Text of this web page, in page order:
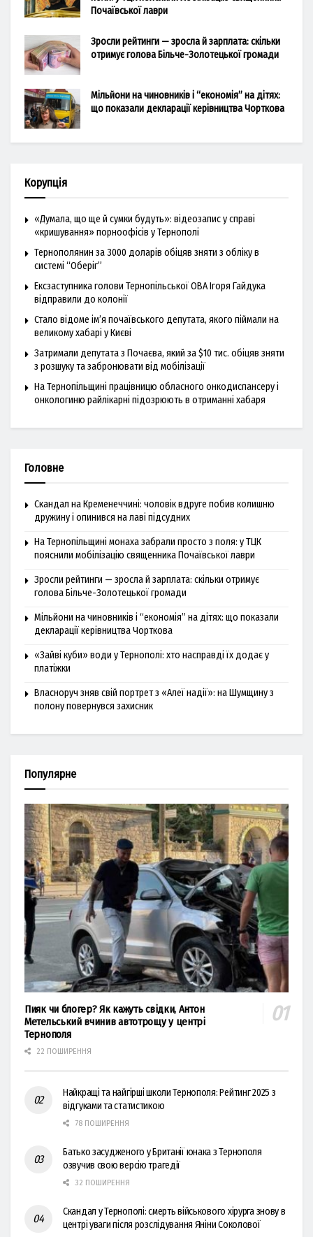
Почаївської лаври
Зросли рейтинги — зросла й зарплата: скільки
отримує голова Більче-Золотецької громади
Мільйони на чиновників і “економія” на дітях:
що показали декларації керівництва Чорткова
Корупція
«Думала, що ще й сумки будуть»: відеозапис у справі
«кришування» порноофісів у Тернополі
Тернополянин за 3000 доларів обіцяв зняти з обліку в
системі “Оберіг”
Ексзаступника голови Тернопільської ОВА Ігоря Гайдука
відправили до колонії
Стало відоме ім’я почаївського депутата, якого піймали на
великому хабарі у Києві
Затримали депутата з Почаєва, який за $10 тис. обіцяв зняти
з розшуку та забронювати від мобілізації
На Тернопільщині працівницю обласного онкодиспансеру і
онкологиню райлікарні підозрюють в отриманні хабаря
Головне
Скандал на Кременеччині: чоловік вдруге побив колишню
дружину і опинився на лаві підсудних
На Тернопільщині монаха забрали просто з поля: у ТЦК
пояснили мобілізацію священника Почаївської лаври
Зросли рейтинги — зросла й зарплата: скільки отримує
голова Більче-Золотецької громади
Мільйони на чиновників і “економія” на дітях: що показали
декларації керівництва Чорткова
«Зайві куби» води у Тернополі: хто насправді їх додає у
платіжки
Власноруч зняв свій портрет з «Алеї надії»: на Шумщину з
полону повернувся захисник
Популярне
Пияк чи блогер? Як кажуть свідки, Антон
Метельський вчинив автотрощу у центрі
Тернополя
22 ПОШИРЕННЯ
Найкращі та найгірші школи Тернополя: Рейтинг 2025 з
відгуками та статистикою
78 ПОШИРЕННЯ
Батько засудженого у Британії юнака з Тернополя
озвучив свою версію трагедії
32 ПОШИРЕННЯ
Скандал у Тернополі: смерть військового хірурга знову в
центрі уваги після розслідування Яніни Соколової